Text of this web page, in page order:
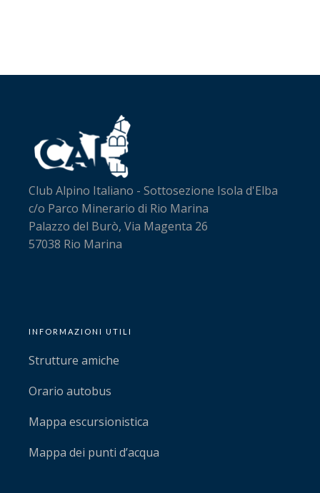
Club Alpino Italiano - Sottosezione Isola d'Elba
c/o Parco Minerario di Rio Marina
Palazzo del Burò, Via Magenta 26
57038 Rio Marina
INFORMAZIONI UTILI
Strutture amiche
Orario autobus
Mappa escursionistica
Mappa dei punti d’acqua